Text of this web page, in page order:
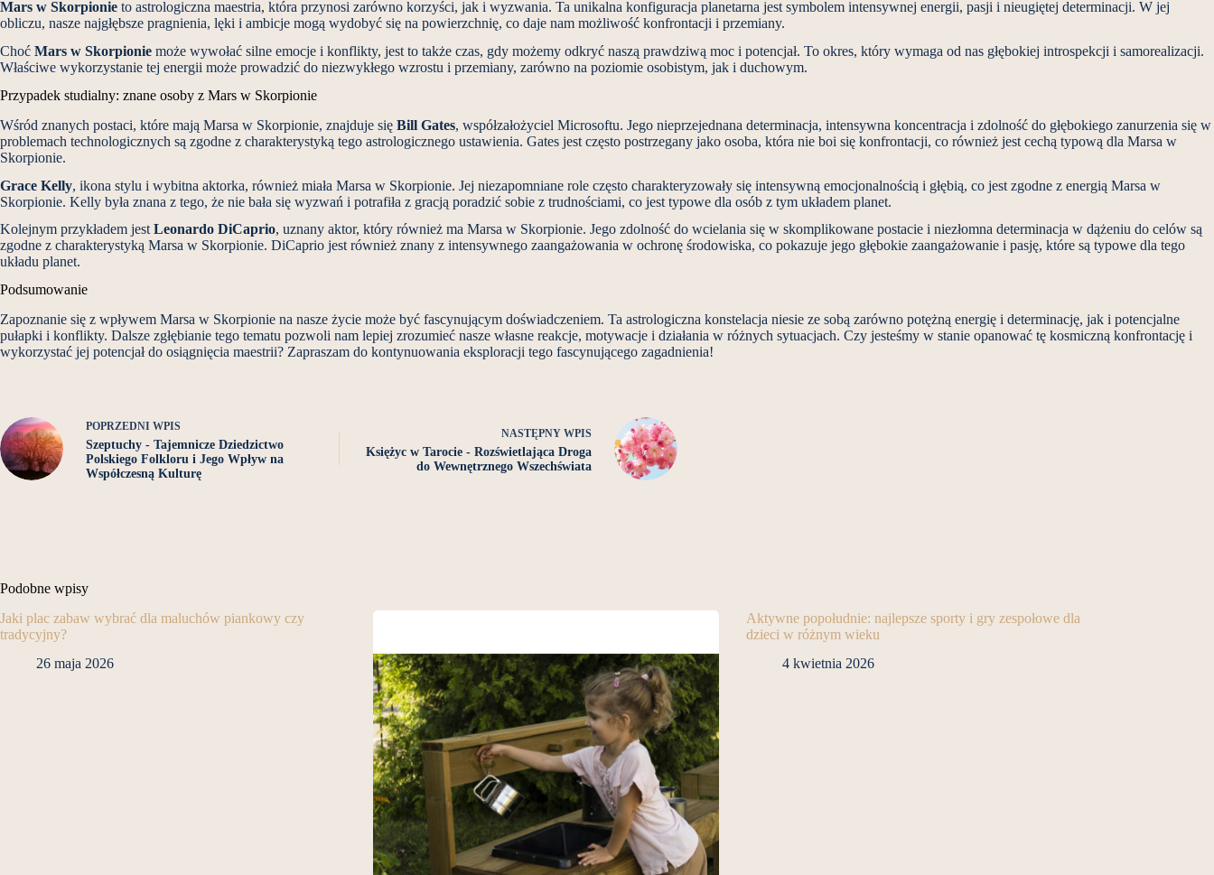
Mars w Skorpionie to astrologiczna maestria, która przynosi zarówno korzyści, jak i wyzwania. Ta unikalna konfiguracja planetarna jest symbolem intensywnej energii, pasji i nieugiętej determinacji. W jej
obliczu, nasze najgłębsze pragnienia, lęki i ambicje mogą wydobyć się na powierzchnię, co daje nam możliwość konfrontacji i przemiany.
Choć Mars w Skorpionie może wywołać silne emocje i konflikty, jest to także czas, gdy możemy odkryć naszą prawdziwą moc i potencjał. To okres, który wymaga od nas głębokiej introspekcji i samorealizacji.
Właściwe wykorzystanie tej energii może prowadzić do niezwykłego wzrostu i przemiany, zarówno na poziomie osobistym, jak i duchowym.
Przypadek studialny: znane osoby z Mars w Skorpionie
Wśród znanych postaci, które mają Marsa w Skorpionie, znajduje się Bill Gates, współzałożyciel Microsoftu. Jego nieprzejednana determinacja, intensywna koncentracja i zdolność do głębokiego zanurzenia się w
problemach technologicznych są zgodne z charakterystyką tego astrologicznego ustawienia. Gates jest często postrzegany jako osoba, która nie boi się konfrontacji, co również jest cechą typową dla Marsa w
Skorpionie.
Grace Kelly, ikona stylu i wybitna aktorka, również miała Marsa w Skorpionie. Jej niezapomniane role często charakteryzowały się intensywną emocjonalnością i głębią, co jest zgodne z energią Marsa w
Skorpionie. Kelly była znana z tego, że nie bała się wyzwań i potrafiła z gracją poradzić sobie z trudnościami, co jest typowe dla osób z tym układem planet.
Kolejnym przykładem jest Leonardo DiCaprio, uznany aktor, który również ma Marsa w Skorpionie. Jego zdolność do wcielania się w skomplikowane postacie i niezłomna determinacja w dążeniu do celów są
zgodne z charakterystyką Marsa w Skorpionie. DiCaprio jest również znany z intensywnego zaangażowania w ochronę środowiska, co pokazuje jego głębokie zaangażowanie i pasję, które są typowe dla tego
układu planet.
Podsumowanie
Zapoznanie się z wpływem Marsa w Skorpionie na nasze życie może być fascynującym doświadczeniem. Ta astrologiczna konstelacja niesie ze sobą zarówno potężną energię i determinację, jak i potencjalne
pułapki i konflikty. Dalsze zgłębianie tego tematu pozwoli nam lepiej zrozumieć nasze własne reakcje, motywacje i działania w różnych sytuacjach. Czy jesteśmy w stanie opanować tę kosmiczną konfrontację i
wykorzystać jej potencjał do osiągnięcia maestrii? Zapraszam do kontynuowania eksploracji tego fascynującego zagadnienia!
POPRZEDNI WPIS
Szeptuchy - Tajemnicze Dziedzictwo
Polskiego Folkloru i Jego Wpływ na
Współczesną Kulturę
NASTĘPNY WPIS
Księżyc w Tarocie - Rozświetlająca Droga
do Wewnętrznego Wszechświata
Podobne wpisy
Jaki plac zabaw wybrać dla maluchów piankowy czy
tradycyjny?
26 maja 2026
Aktywne popołudnie: najlepsze sporty i gry zespołowe dla
dzieci w różnym wieku
4 kwietnia 2026